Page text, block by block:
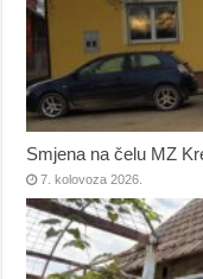
Smjena na čelu MZ
7. kolovoza 2026.